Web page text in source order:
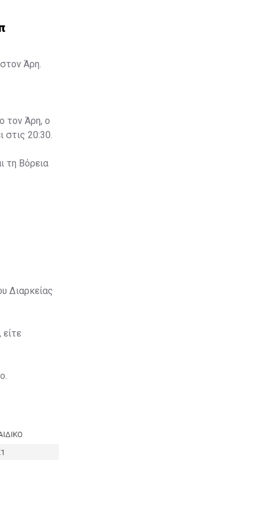
Άρη.
τον Άρη, ο
στις 20:30.
τη Βόρεια
Διαρκείας
είτε